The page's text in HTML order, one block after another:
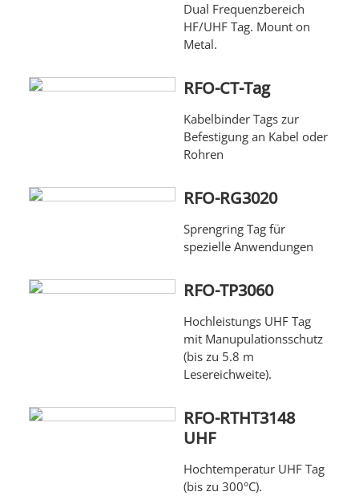
Dual Frequenzbereich
HF/UHF Tag. Mount on
Metal.
RFO-CT-Tag
Kabelbinder Tags zur
Befestigung an Kabel oder
Rohren
RFO-RG3020
Sprengring Tag für
spezielle Anwendungen
RFO-TP3060
Hochleistungs UHF Tag
mit Manupulationsschutz
(bis zu 5.8 m
Lesereichweite).
RFO-RTHT3148
UHF
Hochtemperatur UHF Tag
(bis zu 300°C).